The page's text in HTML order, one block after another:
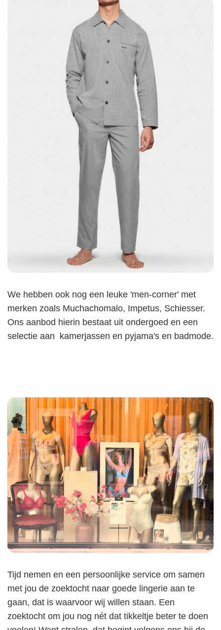
HOME
SHOP
OVER ONS
MERKEN
NIEUWS
CONTACT
We hebben ook nog een leuke 'men-corner' met
merken zoals Muchachomalo, Impetus, Schiesser.
Ons aanbod hierin bestaat uit ondergoed en een
selectie aan kamerjassen en pyjama's en badmode.
Tijd nemen en een persoonlijke service om samen
met jou de zoektocht naar goede lingerie aan te
gaan, dat is waarvoor wij willen staan. Een
zoektocht om jou nog nét dat tikkeltje beter te doen